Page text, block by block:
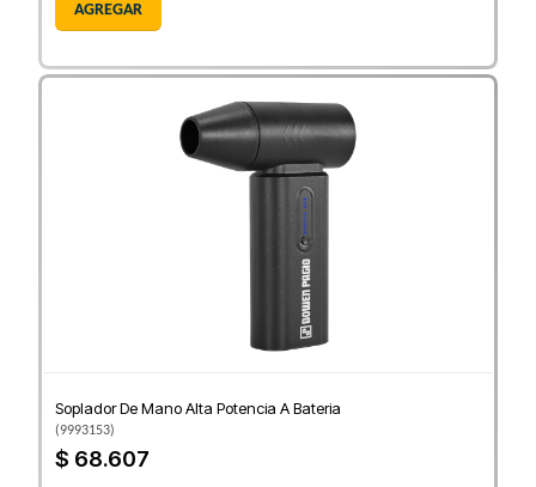
AGREGAR
Soplador De Mano Alta Potencia A Bateria
(9993153)
$ 68.607